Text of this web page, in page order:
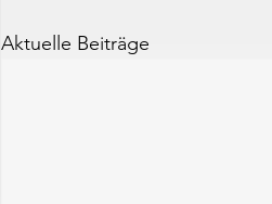
Aktuelle Beiträge